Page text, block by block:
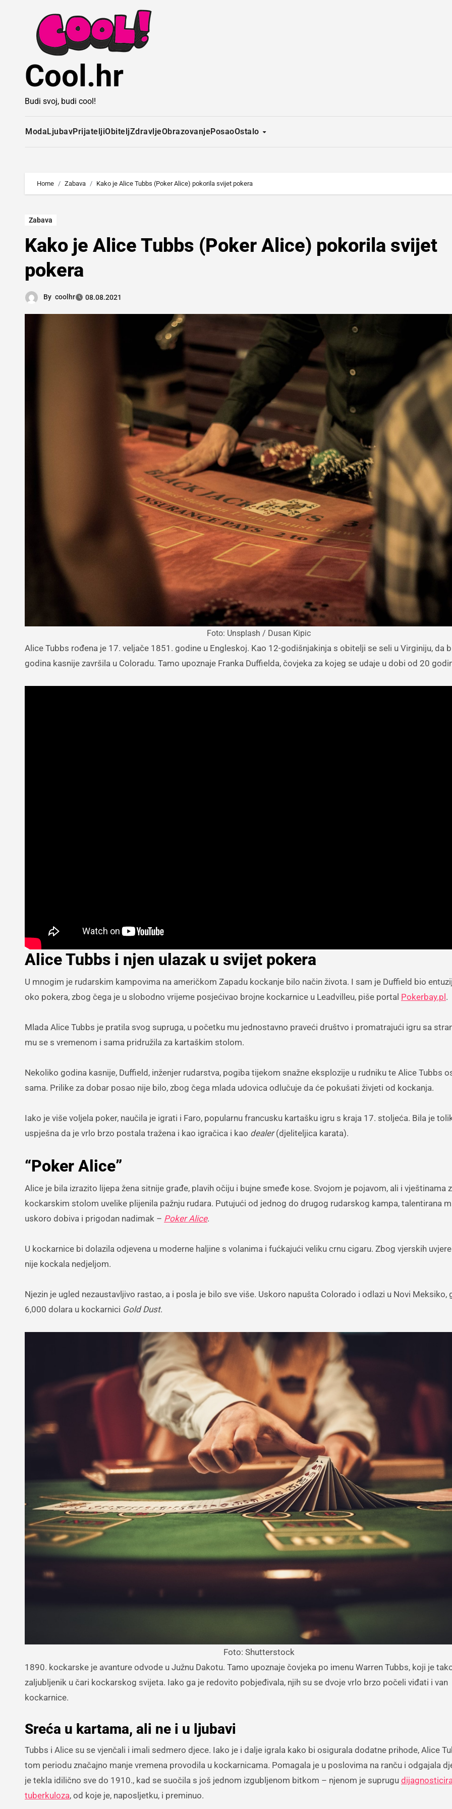
Cool.hr
Budi svoj, budi cool!
ModaLjubavPrijateljiObiteljZdravljeObrazovanjePosaoOstalo
Home Zabava Kako je Alice Tubbs (Poker Alice) pokorila svijet pokera
Zabava
Kako je Alice Tubbs (Poker Alice) pokorila svijet
pokera
By coolhr 08.08.2021
Foto: Unsplash / Dusan Kipic
Alice Tubbs rođena je 17. veljače 1851. godine u Engleskoj. Kao 12-godišnjakinja s obitelji se seli u Virginiju, da bi nekoliko
godina kasnije završila u Coloradu. Tamo upoznaje Franka Duffielda, čovjeka za kojeg se udaje u dobi od 20
Alice Tubbs i njen ulazak u svijet pokera
U mnogim je rudarskim kampovima na američkom Zapadu kockanje bilo način života. I sam je Duffield bio
oko pokera, zbog čega je u slobodno vrijeme posjećivao brojne kockarnice u Leadvilleu, piše portal Pokerbay.pl .
Mlada Alice Tubbs je pratila svog supruga, u početku mu jednostavno praveći društvo i promatrajući igru sa
mu se s vremenom i sama pridružila za kartaškim stolom.
Nekoliko godina kasnije, Duffield, inženjer rudarstva, pogiba tijekom snažne eksplozije u rudniku te Alice Tubbs
sama. Prilike za dobar posao nije bilo, zbog čega mlada udovica odlučuje da će pokušati živjeti od kockanja.
Iako je više voljela poker, naučila je igrati i Faro, popularnu francusku kartašku igru s kraja 17. stoljeća. Bila je
uspješna da je vrlo brzo postala tražena i kao igračica i kao dealer(djeliteljica karata).
“Poker Alice”
Alice je bila izrazito lijepa žena sitnije građe, plavih očiju i bujne smeđe kose. Svojom je pojavom, ali i vještinama
kockarskim stolom uvelike plijenila pažnju rudara. Putujući od jednog do drugog rudarskog kampa, talentirana
uskoro dobiva i prigodan nadimak – Poker Alice.
U kockarnice bi dolazila odjevena u moderne haljine s volanima i fućkajući veliku crnu cigaru. Zbog vjerskih
nije kockala nedjeljom.
Njezin je ugled nezaustavljivo rastao, a i posla je bilo sve više. Uskoro napušta Colorado i odlazi u Novi Meksiko,
6,000 dolara u kockarnici Gold Dust.
Foto: Shutterstock
1890. kockarske je avanture odvode u Južnu Dakotu. Tamo upoznaje čovjeka po imenu Warren Tubbs, koji je
zaljubljenik u čari kockarskog svijeta. Iako ga je redovito pobjeđivala, njih su se dvoje vrlo brzo počeli viđati i van
kockarnice.
Sreća u kartama, ali ne i u ljubavi
Tubbs i Alice su se vjenčali i imali sedmero djece. Iako je i dalje igrala kako bi osigurala dodatne prihode, Alice
tom periodu značajno manje vremena provodila u kockarnicama. Pomagala je u poslovima na ranču i odgajala
je tekla idilično sve do 1910., kad se suočila s još jednom izgubljenom bitkom – njenom je suprugu
tuberkuloza, od koje je, naposljetku, i preminuo.